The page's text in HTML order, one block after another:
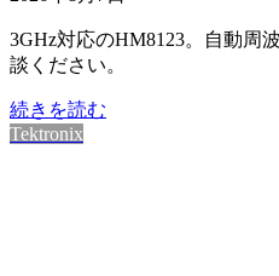
3GHz対応のHM8123。自動周
談ください。
続きを読む
Tektronix